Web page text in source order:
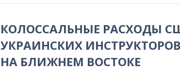
КОЛОССАЛЬНЫЕ РАСХОДЫ
УКРАИНСКИХ
НА БЛИЖНЕМ ВОСТОКЕ